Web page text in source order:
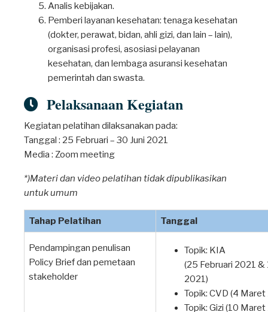
Analis kebijakan.
Pemberi layanan kesehatan: tenaga kesehatan
(dokter, perawat, bidan, ahli gizi, dan lain – lain),
organisasi profesi, asosiasi pelayanan
kesehatan, dan lembaga asuransi kesehatan
pemerintah dan swasta.
Pelaksanaan Kegiatan
Kegiatan pelatihan dilaksanakan pada:
Tanggal : 25 Februari – 30 Juni 2021
Media : Zoom meeting
*)Materi dan video pelatihan tidak dipublikasikan
untuk umum
Tahap Pelatihan Tanggal
Pendampingan penulisan
Policy Brief dan pemetaan
stakeholder
Topik: KIA
(25 Februari 2021 &
2021)
Topik: CVD (4 Maret
Topik: Gizi (10